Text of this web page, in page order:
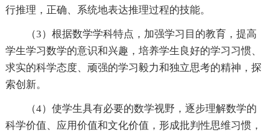
行推理，正确、系统地表达推理过程的技能。
（3）根据数学学科特点，加强学习目的教育，提高
学生学习数学的意识和兴趣，培养学生良好的学习习惯、
求实的科学态度、顽强的学习毅力和独立思考的精神，探
索创新。
（4）使学生具有必要的数学视野，逐步理解数学的
科学价值、应用价值和文化价值，形成批判性思维习惯，